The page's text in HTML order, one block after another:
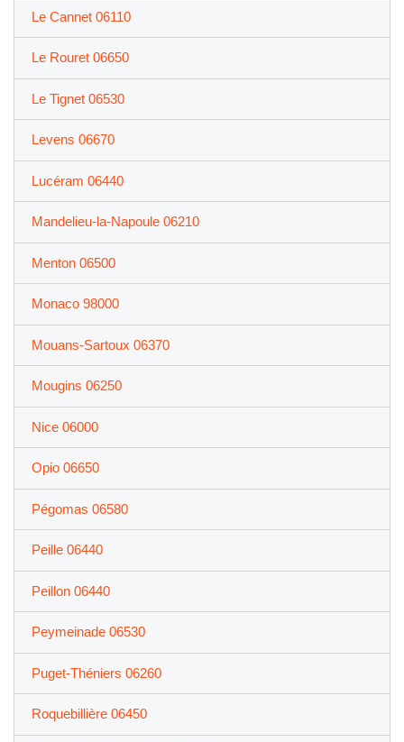
Le Cannet 06110
Le Rouret 06650
Le Tignet 06530
Levens 06670
Lucéram 06440
Mandelieu-la-Napoule 06210
Menton 06500
Monaco 98000
Mouans-Sartoux 06370
Mougins 06250
Nice 06000
Opio 06650
Pégomas 06580
Peille 06440
Peillon 06440
Peymeinade 06530
Puget-Théniers 06260
Roquebillière 06450